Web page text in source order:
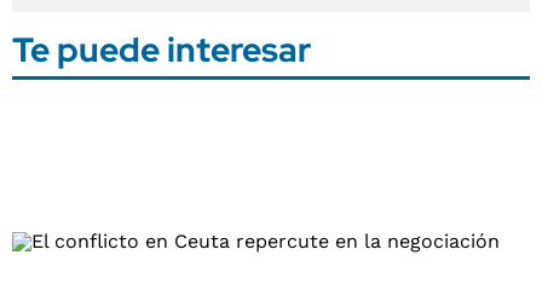
Te puede interesar